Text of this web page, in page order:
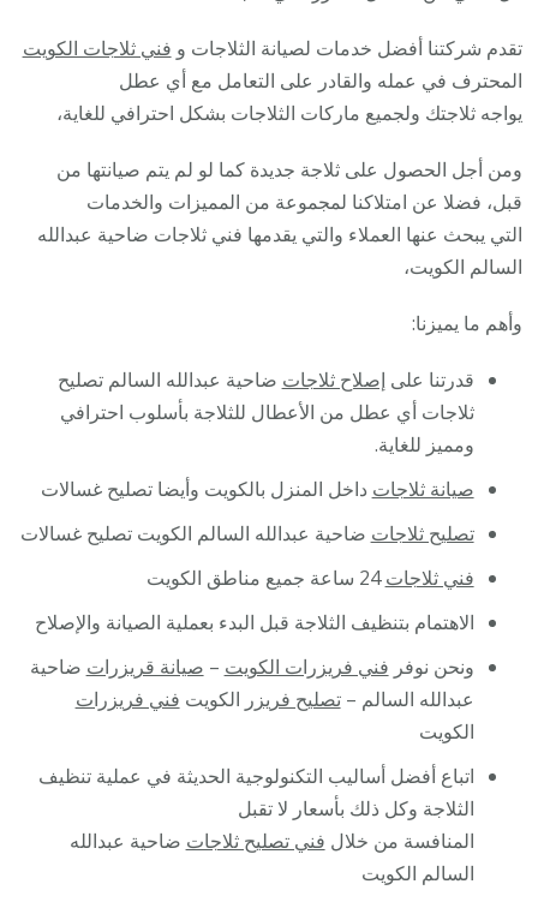
تقدم شركتنا أفضل خدمات لصيانة الثلاجات و فني ثلاجات الكويت
المحترف في عمله والقادر على التعامل مع أي عطل
يواجه ثلاجتك ولجميع ماركات الثلاجات بشكل احترافي للغاية،
ومن أجل الحصول على ثلاجة جديدة كما لو لم يتم صيانتها من
قبل، فضلا عن امتلاكنا لمجموعة من المميزات والخدمات
التي يبحث عنها العملاء والتي يقدمها فني ثلاجات ضاحية عبدالله
السالم الكويت،
وأهم ما يميزنا:
قدرتنا على إصلاح ثلاجات ضاحية عبدالله السالم تصليح
ثلاجات أي عطل من الأعطال للثلاجة بأسلوب احترافي
ومميز للغاية.
صيانة ثلاجات داخل المنزل بالكويت وأيضا تصليح غسالات
تصليح ثلاجات ضاحية عبدالله السالم الكويت تصليح غسالات
فني ثلاجات24 ساعة جميع مناطق الكويت
الاهتمام بتنظيف الثلاجة قبل البدء بعملية الصيانة والإصلاح
ونحن نوفر فني فريزرات الكويت – صيانة قريزرات ضاحية
عبدالله السالم –تصليح فريزر الكويت فني فريزرات
الكويت
اتباع أفضل أساليب التكنولوجية الحديثة في عملية تنظيف
الثلاجة وكل ذلك بأسعار لا تقبل
المنافسة من خلال فني تصليح ثلاجات ضاحية عبدالله
السالم الكويت